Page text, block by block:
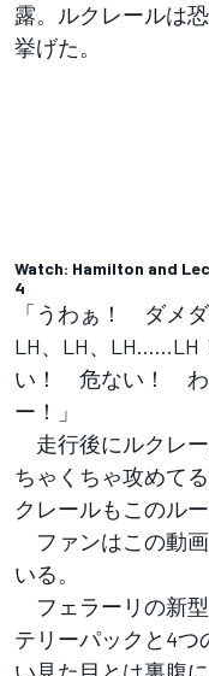
露。ルクレールは
挙げた。
Watch: Hamilton and
4
「うわぁ！ ダメ
LH、LH、
い！ 危ない！ わ
ー！」
走行後にルクレ
ちゃくちゃ攻めて
クレールもこのル
ファンはこの動
いる。
フェラーリの新型
テリーパックと4つ